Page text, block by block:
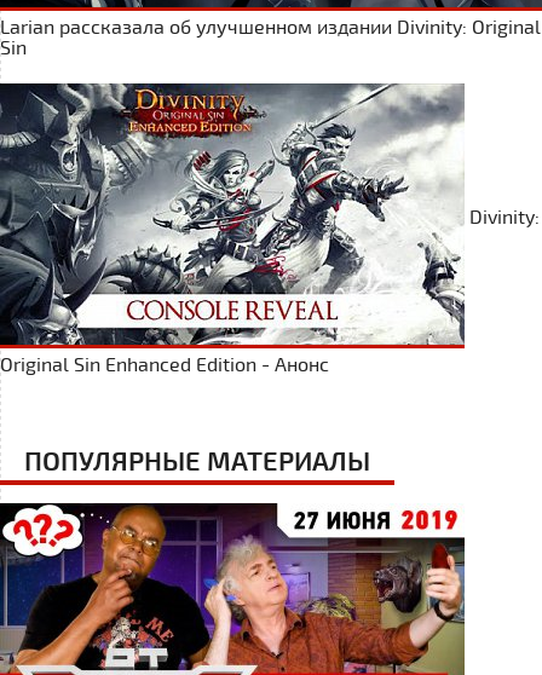
Larian рассказала об улучшенном издании Divinity: Original
Sin
Divinity:
Original Sin Enhanced Edition - Анонс
ПОПУЛЯРНЫЕ МАТЕРИАЛЫ